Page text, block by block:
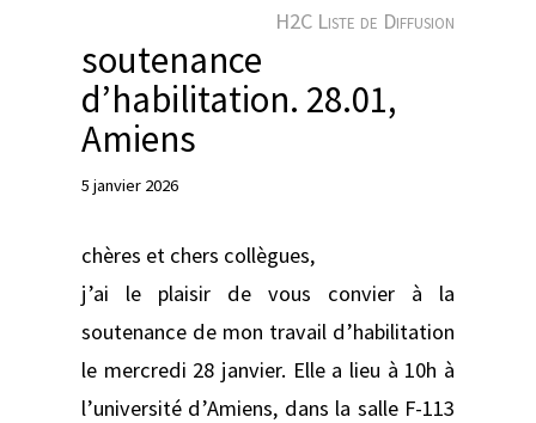
H2C Liste de Diffusion
soutenance
d’habilitation. 28.01,
Amiens
5 janvier 2026
chères et chers collègues,
j’ai le plaisir de vous convier à la
soutenance de mon travail d’habilitation
le mercredi 28 janvier. Elle a lieu à 10h à
l’université d’Amiens, dans la salle F-113